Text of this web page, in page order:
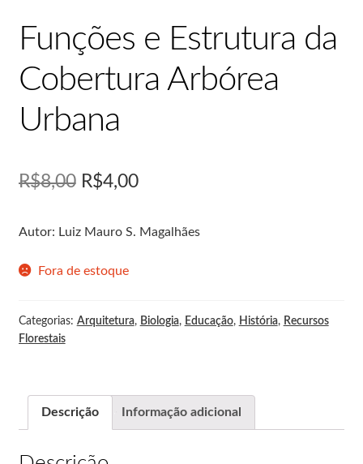
Minha conta
Normas para publicação
Notícias
Wishlist
RCE
Periódicos da Edur
Funções e Estrutura da
Cobertura Arbórea
Urbana
R$8,00 R$4,00
Autor: Luiz Mauro S. Magalhães
Fora de estoque
Categorias: Arquitetura, Biologia, Educação, História, Recursos
Florestais
Descrição Informação adicional